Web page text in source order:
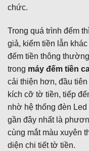
chức.
Trong quá trình đếm
giả, kiểm tiền lẫn
đếm tiền thông
trong máy đếm tiền
cải thiện hơn, đầu
kích cỡ tờ tiền, tiếp
nhờ hệ thống đèn
gần đây nhất là
cùng mắt màu xuyên
diện chi tiết tờ tiền.